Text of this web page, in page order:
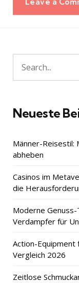
Leave a
Search
for:
Neueste
Männer-Reisestil:
abheben
Casinos im
die
Moderne
Verdampfer für
Action-Equipment
Vergleich 2026
Zeitlose